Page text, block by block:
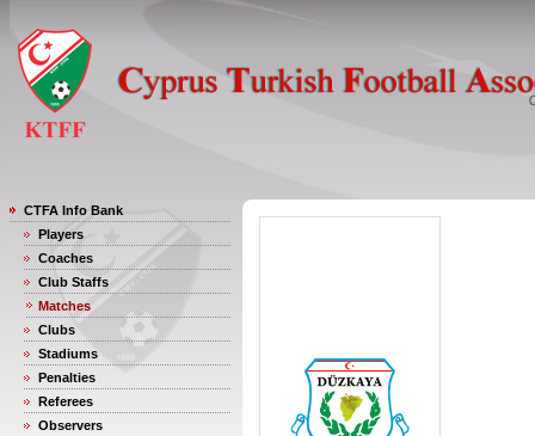
CTFA Info Bank
Players
Coaches
Club Staffs
Matches
Clubs
Stadiums
Penalties
Referees
Observers